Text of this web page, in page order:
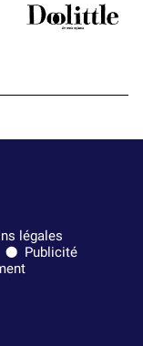
légales
Publicité